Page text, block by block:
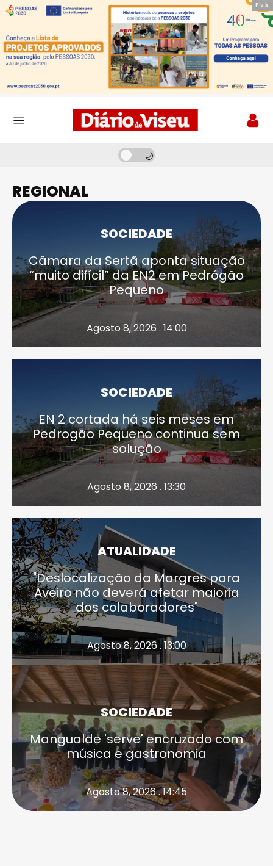
Pub
REGIONAL
SOCIEDADE
Câmara da Sertã aponta situação
“muito difícil” da EN2 em Pedrógão
Pequeno
Agosto 8, 2026 . 14:00
SOCIEDADE
EN 2 cortada há seis meses em
Pedrogão Pequeno continua sem
solução
Agosto 8, 2026 . 13:30
ATUALIDADE
"Deslocalização da Margres para
Aveiro não deverá afetar maioria
dos colaboradores"
Agosto 8, 2026 . 13:00
SOCIEDADE
Mangualde 'serve' encruzado com
música e gastronomia
Agosto 8, 2026 . 14:45
Pub